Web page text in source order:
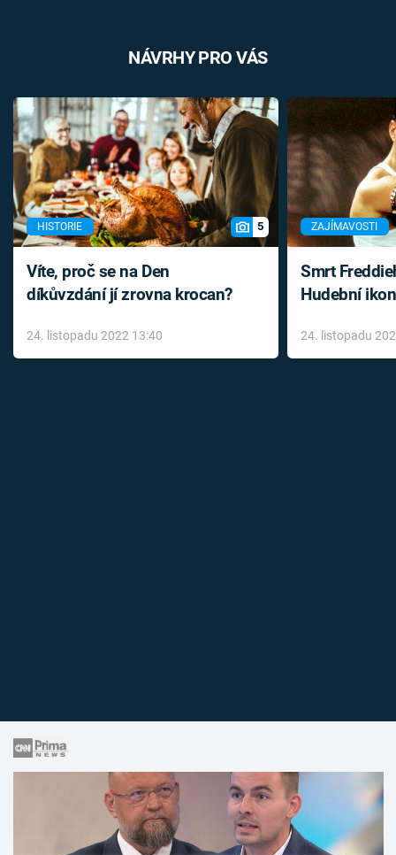
NÁVRHY PRO VÁS
HISTORIE 5
Víte, proč se na Den
díkůvzdání jí zrovna krocan?
24. listopadu 2022 13:40
ZAJÍMAVOSTI
Smrt
Hudební
léky
24. listopadu